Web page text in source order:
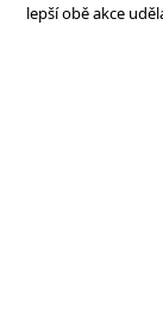
lepší obě akce